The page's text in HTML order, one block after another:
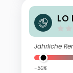
LO
Jährliche
-50%